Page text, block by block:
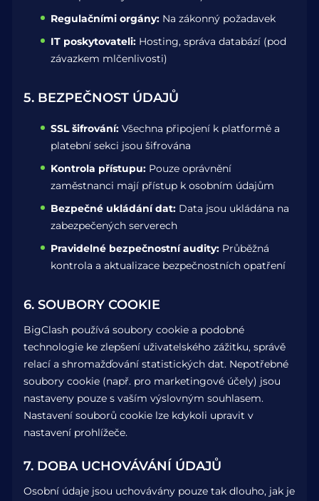
Regulačními orgány: Na zákonný požadavek
IT poskytovateli: Hosting, správa databází (pod
závazkem mlčenlivosti)
5. BEZPEČNOST ÚDAJŮ
SSL šifrování: Všechna připojení k platformě a
platební sekci jsou šifrována
Kontrola přístupu: Pouze oprávnění
zaměstnanci mají přístup k osobním údajům
Bezpečné ukládání dat: Data jsou ukládána na
zabezpečených serverech
Pravidelné bezpečnostní audity: Průběžná
kontrola a aktualizace bezpečnostních opatření
6. SOUBORY COOKIE
BigClash používá soubory cookie a podobné
technologie ke zlepšení uživatelského zážitku, správě
relací a shromažďování statistických dat. Nepotřebné
soubory cookie (např. pro marketingové účely) jsou
nastaveny pouze s vaším výslovným souhlasem.
Nastavení souborů cookie lze kdykoli upravit v
nastavení prohlížeče.
7. DOBA UCHOVÁVÁNÍ ÚDAJŮ
Osobní údaje jsou uchovávány pouze tak dlouho, jak je